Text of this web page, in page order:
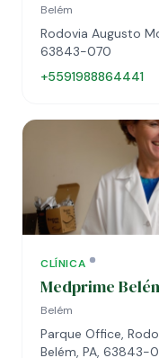
Belém
Rodovia Augusto
63843-070
+5591988864441
CLÍNICA
Medprime
Belém
Parque Office,
Belém, PA, 63843-